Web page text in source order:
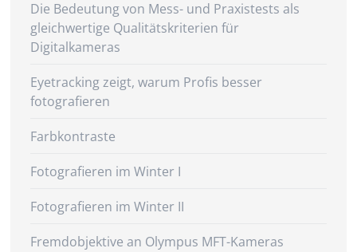
Die Bedeutung von Mess- und Praxistests als
gleichwertige Qualitätskriterien für
Digitalkameras
Eyetracking zeigt, warum Profis besser
fotografieren
Farbkontraste
Fotografieren im Winter I
Fotografieren im Winter II
Fremdobjektive an Olympus MFT-Kameras